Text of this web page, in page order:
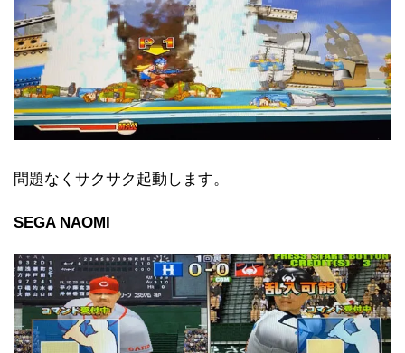
問題なくサクサク起動します。
SEGA NAOMI